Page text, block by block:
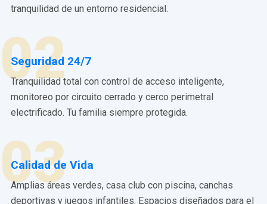
tranquilidad de un entorno residencial.
02
Seguridad 24/7
Tranquilidad total con control de acceso inteligente,
monitoreo por circuito cerrado y cerco perimetral
electrificado. Tu familia siempre protegida.
03
Calidad de Vida
Amplias áreas verdes, casa club con piscina, canchas
deportivas y juegos infantiles. Espacios diseñados para el